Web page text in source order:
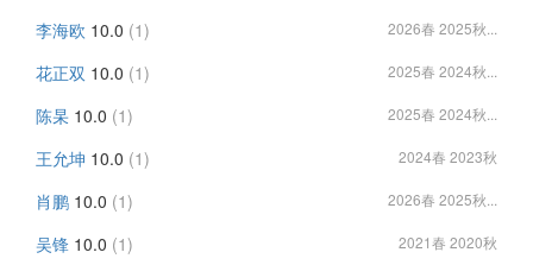
李海欧 10.0 (1) 2026春 2025秋...
花正双 10.0 (1) 2025春 2024秋...
陈杲 10.0 (1) 2025春 2024秋...
王允坤 10.0 (1) 2024春 2023秋
肖鹏 10.0 (1) 2026春 2025秋...
吴锋 10.0 (1) 2021春 2020秋